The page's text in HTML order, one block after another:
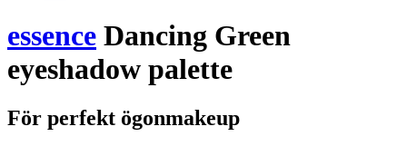
essence Dancing Green
eyeshadow palette
För perfekt ögonmakeup